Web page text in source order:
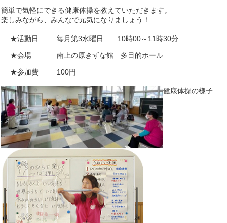
簡単で気軽にできる健康体操を教えていただきます。
楽しみながら、みんなで元気になりましょう！
★活動日 毎月第3水曜日 10時00～11時30分
★会場 南上の原きずな館 多目的ホール
★参加費 100円
健康体操の様子